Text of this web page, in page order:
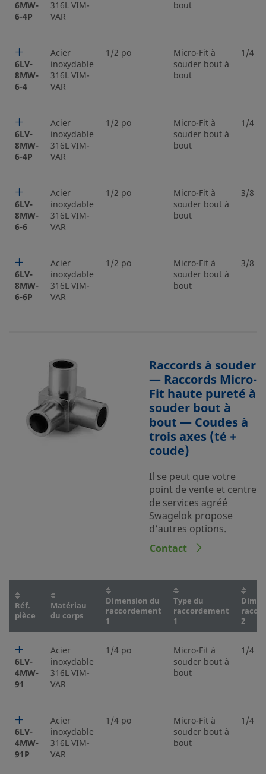
6MW-
6-4P
316L VIM-
VAR
bout
6LV-
8MW-
6-4
Acier
inoxydable
316L VIM-
VAR
1/2 po
Micro-Fit à
souder bout à
bout
1/4 po
6LV-
8MW-
6-4P
Acier
inoxydable
316L VIM-
VAR
1/2 po
Micro-Fit à
souder bout à
bout
1/4 po
6LV-
8MW-
6-6
Acier
inoxydable
316L VIM-
VAR
1/2 po
Micro-Fit à
souder bout à
bout
3/8 po
6LV-
8MW-
6-6P
Acier
inoxydable
316L VIM-
VAR
1/2 po
Micro-Fit à
souder bout à
bout
3/8 po
Raccords à souder
— Raccords Micro-
Fit haute pureté à
souder bout à
bout — Coudes à
trois axes (té +
coude)
Il se peut que votre
point de vente et centre
de services agréé
Swagelok propose
d’autres options.
Contact
Réf.
pièce
Matériau
du corps
Dimension du
raccordement
1
Type du
raccordement
1
2
6LV-
4MW-
91
Acier
inoxydable
316L VIM-
VAR
1/4 po
Micro-Fit à
souder bout à
bout
1/4 po
6LV-
4MW-
91P
Acier
inoxydable
316L VIM-
VAR
1/4 po
Micro-Fit à
souder bout à
bout
1/4 po